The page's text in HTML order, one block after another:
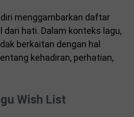
menggambarkan daftar
dari hati. Dalam konteks lagu,
berkaitan dengan hal
kehadiran, perhatian,
Wish List